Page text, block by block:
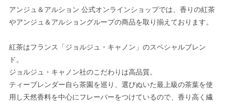
アンジュ＆アルション 公式オンラインショップでは、香りの紅茶
やアンジュ＆アルショングループの商品を取り揃えております。
紅茶はフランス「ジョルジュ・キャノン」のスペシャルブレン
ド。
ジョルジュ・キャノン社のこだわりは高品質。
ティーブレンダー自ら茶園を巡り、選びぬいた最上級の茶葉を使
用し天然香料を中心にフレーバーをつけているので、香り高く繊